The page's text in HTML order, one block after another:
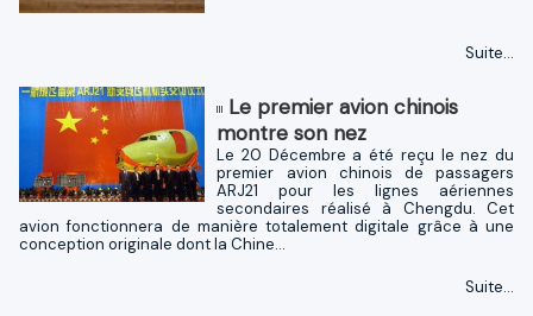
Suite...
Le premier avion chinois
montre son nez
Le 20 Décembre a été reçu le nez du
premier avion chinois de passagers
ARJ21 pour les lignes aériennes
secondaires réalisé à Chengdu. Cet
avion fonctionnera de manière totalement digitale grâce à une
conception originale dont la Chine...
Suite...